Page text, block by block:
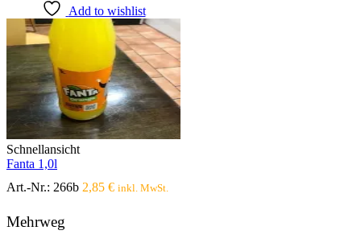
Add to wishlist
Schnellansicht
Fanta 1,0l
Art.-Nr.: 266b 2,85 € inkl. MwSt.
Mehrweg